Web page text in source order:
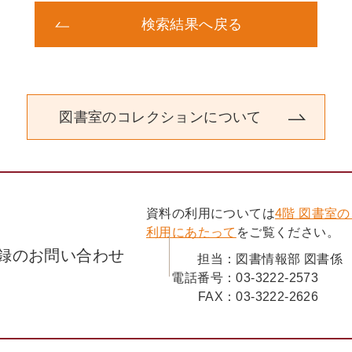
検索結果へ戻る
図書室のコレクションについて
のお問い合わせ
資料の利用については4階 図書室
利用にあたって をご覧ください。
担当： 図書情報部 図書係
電話番号：03-3222-2573
FAX：03-3222-2626